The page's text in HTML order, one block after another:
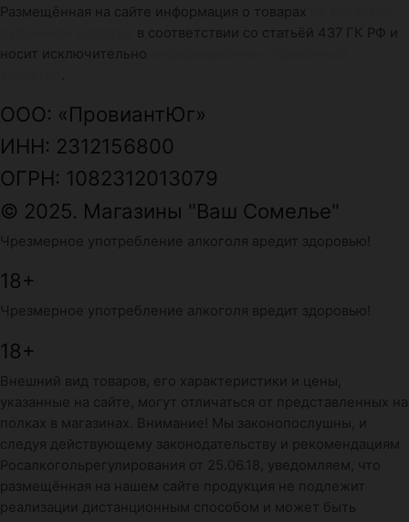
Размещённая на сайте информация о товарах
в соответствии со статьёй 437 ГК РФ и
носит исключительно
ООО: «ПровиантЮг»
ИНН: 2312156800
ОГРН: 1082312013079
© 2025. Магазины "Ваш Сомелье"
Чрезмерное употребление алкоголя вредит здоровью!
18+
Чрезмерное употребление алкоголя вредит здоровью!
18+
Внешний вид товаров, его характеристики и цены,
указанные на сайте, могут отличаться от представленных на
полках в магазинах. Внимание! Мы законопослушны, и
следуя действующему законодательству и рекомендациям
Росалкогольрегулирования от 25.06.18, уведомляем, что
размещённая на нашем сайте продукция не подлежит
реализации дистанционным способом и может быть